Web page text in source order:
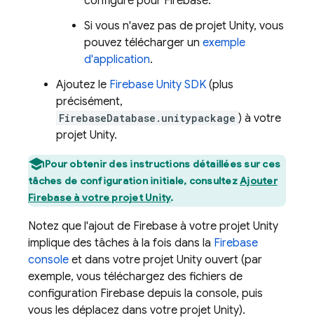
Si vous n'avez pas de projet Unity, vous
pouvez télécharger un exemple
d'application.
Ajoutez le Firebase Unity SDK (plus
précisément,
FirebaseDatabase.unitypackage ) à votre
projet Unity.
Pour obtenir des instructions détaillées sur ces
tâches de configuration initiale, consultezAjouter
Firebase à votre projet Unity.
Notez que l'ajout de Firebase à votre projet Unity
implique des tâches à la fois dans la Firebase
console et dans votre projet Unity ouvert (par
exemple, vous téléchargez des fichiers de
configuration Firebase depuis la console, puis
vous les déplacez dans votre projet Unity).